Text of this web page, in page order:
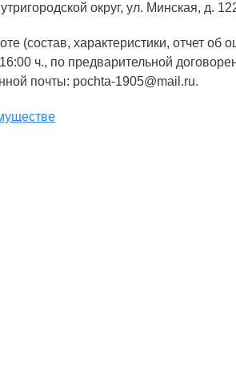
округ, ул. Минская, д.
(состав, характеристики, отчет об
ч., по предварительной
почты: pochta-1905@mail.ru.